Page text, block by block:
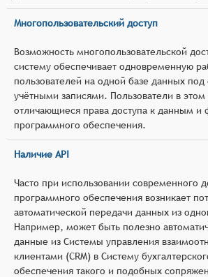
Многопользовательский доступ
Возможность многопользовательской
систему обеспечивает одновременную
пользователей на одной базе данных
учётными записями. Пользователи в этом
отличающиеся права доступа к данным и
программного обеспечения.
Наличие API
Часто при использовании современного
программного обеспечения возникает
автоматической передачи данных из
Например, может быть полезно
данные из Системы управления
клиентами (CRM) в Систему
обеспечения такого и подобных